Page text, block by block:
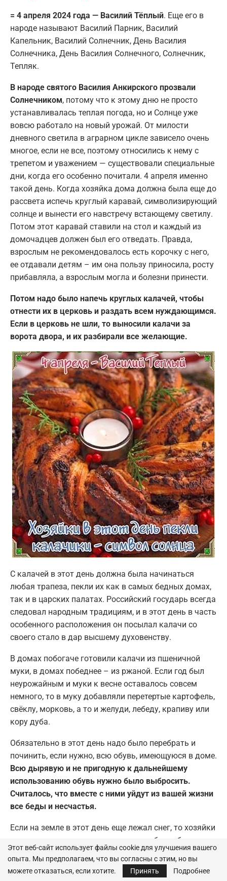
= 4 апреля 2024 года — Василий Тёплый. Еще его в
народе называют Василий Парник, Василий
Капельник, Василий Солнечник, День Василия
Солнечника, День Василия Солнечного, Солнечник,
Тепляк.
В народе святого Василия Анкирского прозвали
Солнечником, потому что к этому дню не просто
устанавливалась теплая погода, но и Солнце уже
вовсю работало на новый урожай. От милости
дневного светила в аграрном цикле зависело очень
многое, если не все, поэтому относились к нему с
трепетом и уважением — существовали специальные
дни, когда его особенно почитали. 4 апреля именно
такой день. Когда хозяйка дома должна была еще до
рассвета испечь круглый каравай, символизирующий
солнце и вынести его навстречу встающему светилу.
Потом этот каравай ставили на стол и каждый из
домочадцев должен был его отведать. Правда,
взрослым не рекомендовалось есть корочку с него,
ее отдавали детям – им она пользу приносила, росту
прибавляла, а взрослым могла и болезни принести.
Потом надо было напечь круглых калачей, чтобы
отнести их в церковь и раздать всем нуждающимся.
Если в церковь не шли, то выносили калачи за
ворота двора, и их разбирали все желающие.
С калачей в этот день должна была начинаться
любая трапеза, пекли их как в самых бедных домах,
так и в царских палатах. Российский государь всегда
следовал народным традициям, и в этот день в часть
особенного расположения он посылал калачи со
своего стало в дар высшему духовенству.
В домах побогаче готовили калачи из пшеничной
муки, в домах победнее – из ржаной. Если год был
неурожайным и муки к весне оставалось совсем
немного, то в муку добавляли перетертые картофель,
свёклу, морковь, а то и желуди, лебеду, крапиву или
кору дуба.
Обязательно в этот день надо было перебрать и
починить, если нужно, всю обувь, имеющуюся в доме.
Всю дырявую и не пригодную к дальнейшему
использованию обувь нужно было выбросить.
Считалось, что вместе с ними уйдут из вашей жизни
все беды и несчастья.
Если на земле в этот день еще лежал снег, то хозяйки
выносили на снег льняную ткань, чтобы выбелить и
напитать ее ярким апрельским солнцем.
А вот шить и вышивать в этот день категорически не
Этот веб-сайт использует файлы cookie для улучшения вашего
опыта. Мы предполагаем, что вы согласны с этим, но вы
можете отказаться, если хотите.
Принять Подробнее